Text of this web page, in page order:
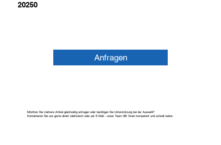
20250
Anfragen
Möchten Sie mehrere Artikel gleichzeitig anfragen oder benötigen Sie Unterstützung bei der Auswahl?
Kontaktieren Sie uns gerne direkt telefonisch oder per E-Mail – unser Team hilft Ihnen kompetent und schnell weiter.